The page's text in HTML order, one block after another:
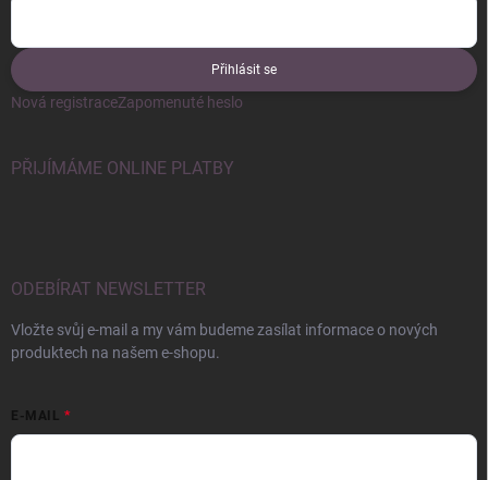
Přihlásit se
Nová registraceZapomenuté heslo
PŘIJÍMÁME ONLINE PLATBY
ODEBÍRAT NEWSLETTER
Vložte svůj e-mail a my vám budeme zasílat informace o nových
produktech na našem e-shopu.
E-MAIL